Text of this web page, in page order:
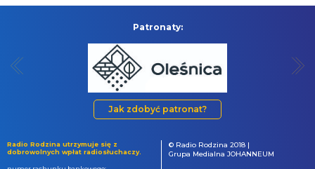
Patronaty:
Jak zdobyć patronat?
Radio Rodzina utrzymuje się z
dobrowolnych wpłat radiosłuchaczy.
© Radio Rodzina 2018 |
Grupa Medialna JOHANNEUM